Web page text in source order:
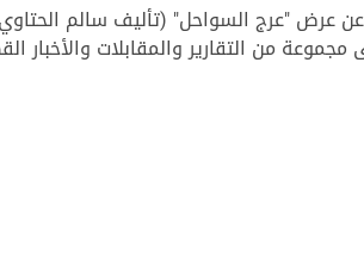
عرض "عرج السواحل" (تأليف سالم
من التقارير والمقابلات والأخبار